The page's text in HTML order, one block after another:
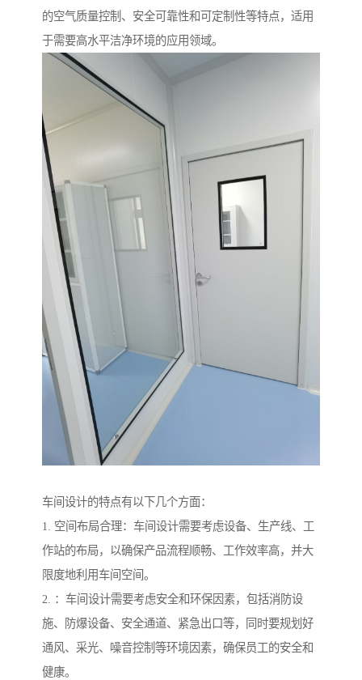
的空气质量控制、安全可靠性和可定制性等特点，适用
于需要高水平洁净环境的应用领域。
车间设计的特点有以下几个方面：
1. 空间布局合理：车间设计需要考虑设备、生产线、工
作站的布局，以确保产品流程顺畅、工作效率高，并大
限度地利用车间空间。
2. ：车间设计需要考虑安全和环保因素，包括消防设
施、防爆设备、安全通道、紧急出口等，同时要规划好
通风、采光、噪音控制等环境因素，确保员工的安全和
健康。